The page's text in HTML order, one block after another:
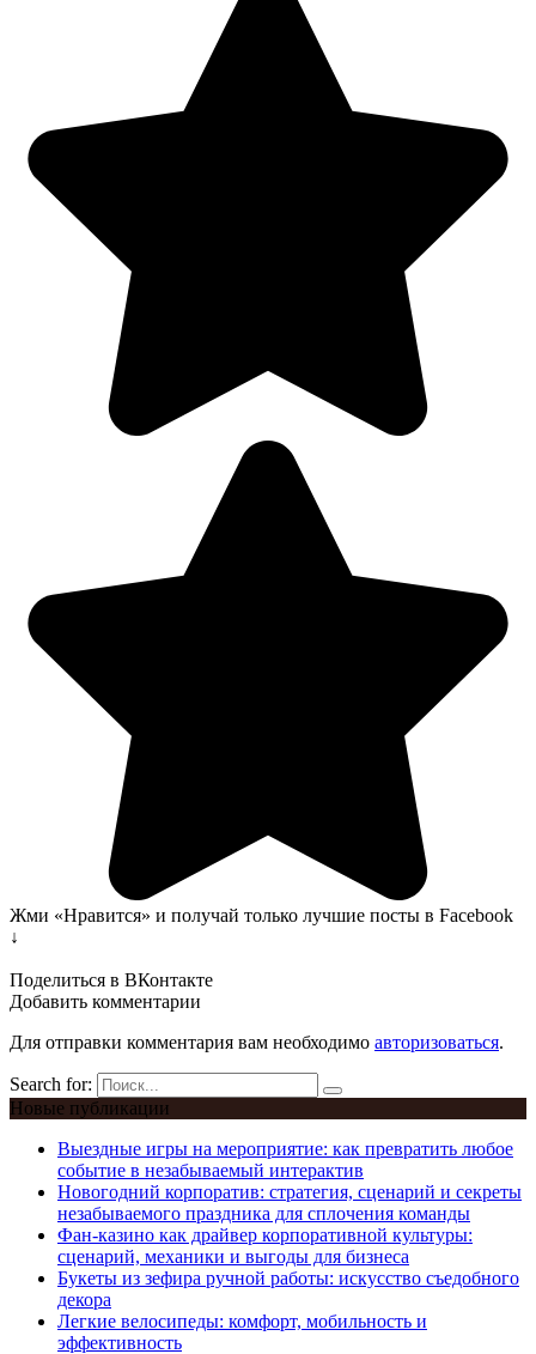
Жми «Нравится» и получай только лучшие посты в Facebook
↓
Поделиться в ВКонтакте
Добавить комментарии
Для отправки комментария вам необходимо авторизоваться.
Search for:
Новые публикации
Выездные игры на мероприятие: как превратить любое
событие в незабываемый интерактив
Новогодний корпоратив: стратегия, сценарий и секреты
незабываемого праздника для сплочения команды
Фан-казино как драйвер корпоративной культуры:
сценарий, механики и выгоды для бизнеса
Букеты из зефира ручной работы: искусство съедобного
декора
Легкие велосипеды: комфорт, мобильность и
эффективность